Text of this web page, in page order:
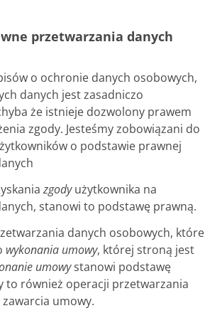
przetwarzania danych
o ochronie danych osobowych,
danych jest zasadniczo
że istnieje dozwolony prawem
zgody. Jesteśmy zobowiązani do
o podstawie prawnej
zgodyużytkownika na
stanowi to podstawę prawną.
danych osobowych, które
wykonania umowy, której stroną jest
umowystanowi podstawę
to również operacji przetwarzania
umowy.